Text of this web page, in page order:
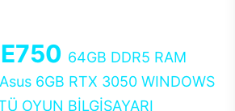
64GB DDR5 RAM
6GB RTX 3050 WINDOWS
OYUN BİLGİSAYARI